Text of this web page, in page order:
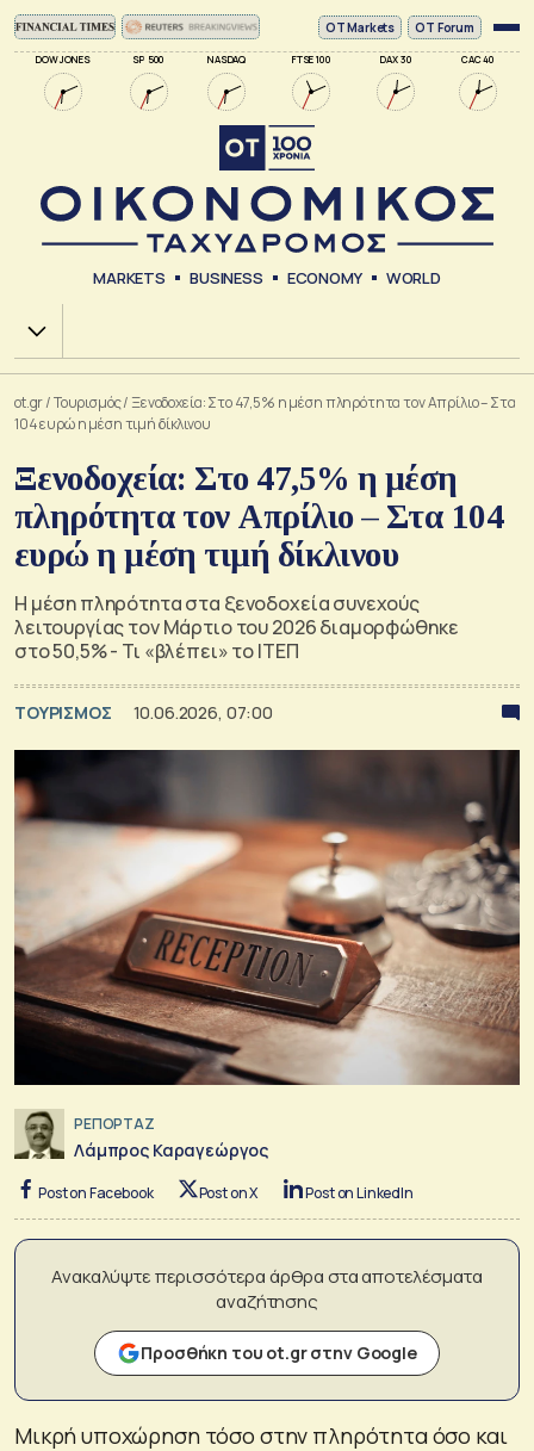
DOW JONES SP 500 NASDAQ FTSE 100 DAX 30 CAC 40
ΟΤ Markets OT Forum
MARKETS BUSINESS ECONOMY WORLD
Χ.Α.
ot.gr/Τουρισμός/ Ξενοδοχεία: Στο 47,5% η μέση πληρότητα τον Απρίλιο – Στα
104 ευρώ η μέση τιμή δίκλινου
Ξενοδοχεία: Στο 47,5% η μέση
πληρότητα τον Απρίλιο – Στα 104
ευρώ η μέση τιμή δίκλινου
Η μέση πληρότητα στα ξενοδοχεία συνεχούς
λειτουργίας τον Μάρτιο του 2026 διαμορφώθηκε
στο 50,5% - Τι «βλέπει» το ΙΤΕΠ
ΤΟΥΡΙΣΜΟΣ 10.06.2026, 07:00
ΡΕΠΟΡΤΑΖ
Λάμπρος Καραγεώργος
Post on Facebook Post on X Post on LinkedIn
Ανακαλύψτε περισσότερα άρθρα στα αποτελέσματα
αναζήτησης
Προσθήκη του ot.gr στην Google
Μικρή υποχώρηση τόσο στην πληρότητα όσο και